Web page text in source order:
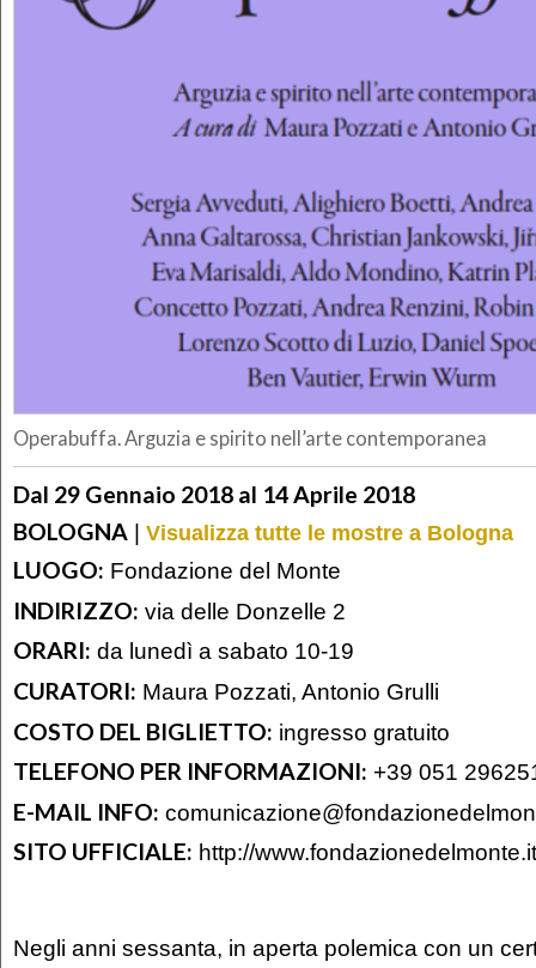
Operabuffa. Arguzia e spirito nell’arte contemporanea
Dal 29 Gennaio 2018 al 14 Aprile 2018
BOLOGNA | Visualizza tutte le mostre a Bologna
LUOGO: Fondazione del Monte
INDIRIZZO: via delle Donzelle 2
ORARI: da lunedì a sabato 10-19
CURATORI: Maura Pozzati, Antonio Grulli
COSTO DEL BIGLIETTO: ingresso gratuito
TELEFONO PER INFORMAZIONI: +39 051
E-MAIL INFO:
SITO UFFICIALE: http://
Negli anni sessanta, in aperta polemica con un